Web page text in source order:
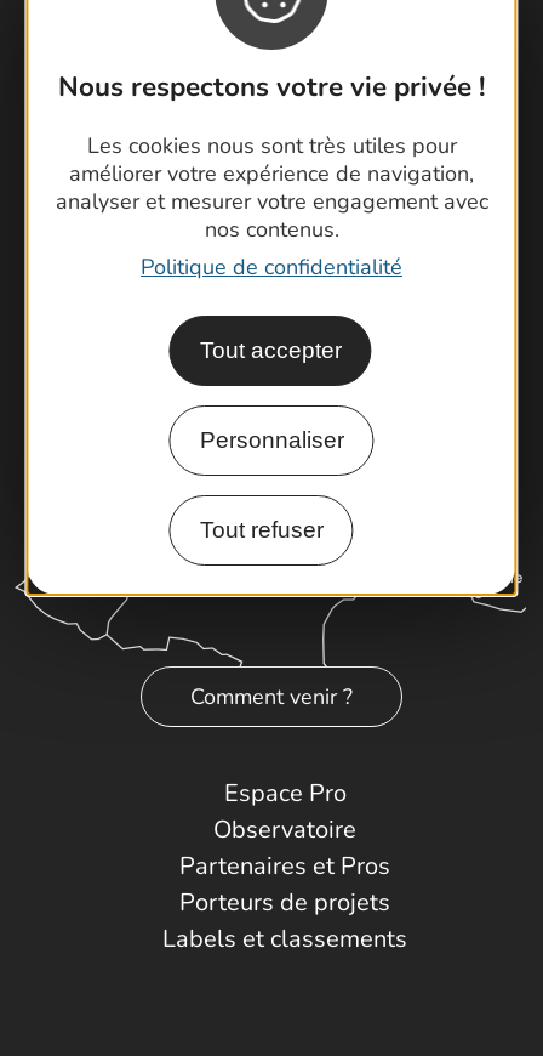
Nous respectons votre vie privée !
Les cookies nous sont très utiles pour
améliorer votre expérience de navigation,
analyser et mesurer votre engagement avec
nos contenus.
Politique de confidentialité
Tout accepter
Personnaliser
Tout refuser
Contactez-nous !
Foire aux questions
Brochures
Cartoguides et Topoguides
Comment venir ?
Espace Pro
Observatoire
Partenaires et Pros
Porteurs de projets
Labels et classements